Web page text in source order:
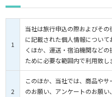
1
当社は旅行申込の際およびそ
に記載された個人情報につい
くほか、運送・宿泊機関など
ために必要な範囲内で利用致し
2
このほか、当社では、商品や
のお願い、アンケートのお願